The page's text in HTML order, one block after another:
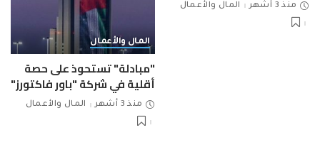
منذ 3 أشهر المال والأعمال
المال والأعمال
"مبادلة" تستحوذ على حصة
أقلية في شركة "باور فاكتورز"
منذ 3 أشهر المال والأعمال